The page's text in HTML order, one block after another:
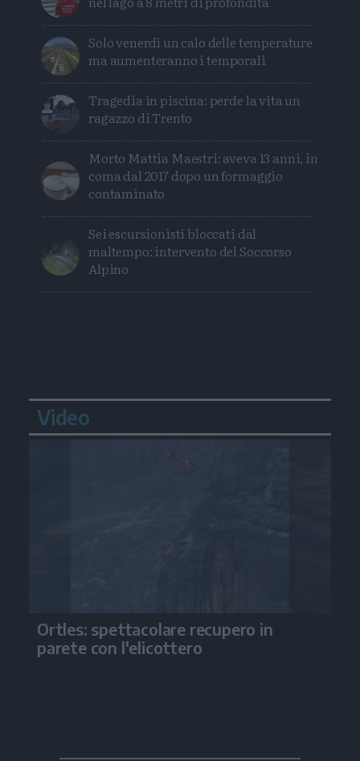
Solo venerdì un calo delle temperature
ma aumenteranno i temporali
Tragedia in piscina: perde la vita un
ragazzo di Trento
Morto Mattia Maestri: aveva 13 anni, in
coma dal 2017 dopo un formaggio
contaminato
Sei escursionisti bloccati dal
maltempo: intervento del Soccorso
Alpino
Video
Ortles: spettacolare recupero in
parete con l'elicottero